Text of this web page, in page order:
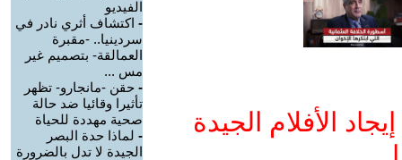
الأفلام الجيدة
الفيديو
- اكتشاف أثري نادر في
سردينيا.. -مقبرة
العمالقة- بتصميم غير
مس ...
- حقن -مانجارو- تظهر
تأثيرا وقائيا ضد حالة
صحية مهددة للحياة
- لماذا حدة البصر
الجيدة لا تدل بالضرورة